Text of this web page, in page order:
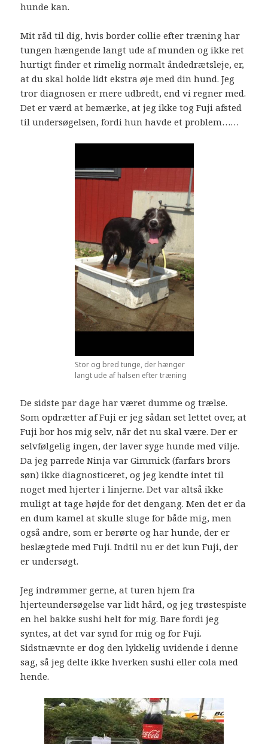
hunde kan.
Mit råd til dig, hvis border collie efter træning har
tungen hængende langt ude af munden og ikke ret
hurtigt finder et rimelig normalt åndedrætsleje, er,
at du skal holde lidt ekstra øje med din hund. Jeg
tror diagnosen er mere udbredt, end vi regner med.
Det er værd at bemærke, at jeg ikke tog Fuji afsted
til undersøgelsen, fordi hun havde et problem……
Stor og bred tunge, der hænger
langt ude af halsen efter træning
De sidste par dage har været dumme og trælse.
Som opdrætter af Fuji er jeg sådan set lettet over, at
Fuji bor hos mig selv, når det nu skal være. Der er
selvfølgelig ingen, der laver syge hunde med vilje.
Da jeg parrede Ninja var Gimmick (farfars brors
søn) ikke diagnosticeret, og jeg kendte intet til
noget med hjerter i linjerne. Det var altså ikke
muligt at tage højde for det dengang. Men det er da
en dum kamel at skulle sluge for både mig, men
også andre, som er berørte og har hunde, der er
beslægtede med Fuji. Indtil nu er det kun Fuji, der
er undersøgt.
Jeg indrømmer gerne, at turen hjem fra
hjerteundersøgelse var lidt hård, og jeg trøstespiste
en hel bakke sushi helt for mig. Bare fordi jeg
syntes, at det var synd for mig og for Fuji.
Sidstnævnte er dog den lykkelig uvidende i denne
sag, så jeg delte ikke hverken sushi eller cola med
hende.